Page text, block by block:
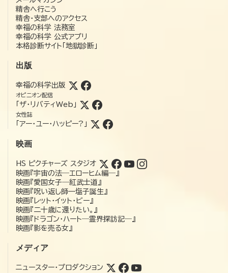
精舎へ行こう
精舎・支部へのアクセス
幸福の科学 法務室
幸福の科学 公式アプリ
本格診断サイト「地獄診断」
出版
幸福の科学出版
オピニオン配信
「ザ・リバティWeb」
女性誌
「アー・ユー・ハッピー?」
映画
HS ピクチャーズ スタジオ
映画『宇宙の法―エローヒム編―』
映画『愛国女子―紅武士道』
映画『呪い返し師—塩子誕生』
映画『レット・イット・ビー』
映画『二十歳に還りたい。』
映画『ドラゴン・ハート―霊界探訪記―』
映画『影を売る女』
メディア
ニュースター・プロダクション